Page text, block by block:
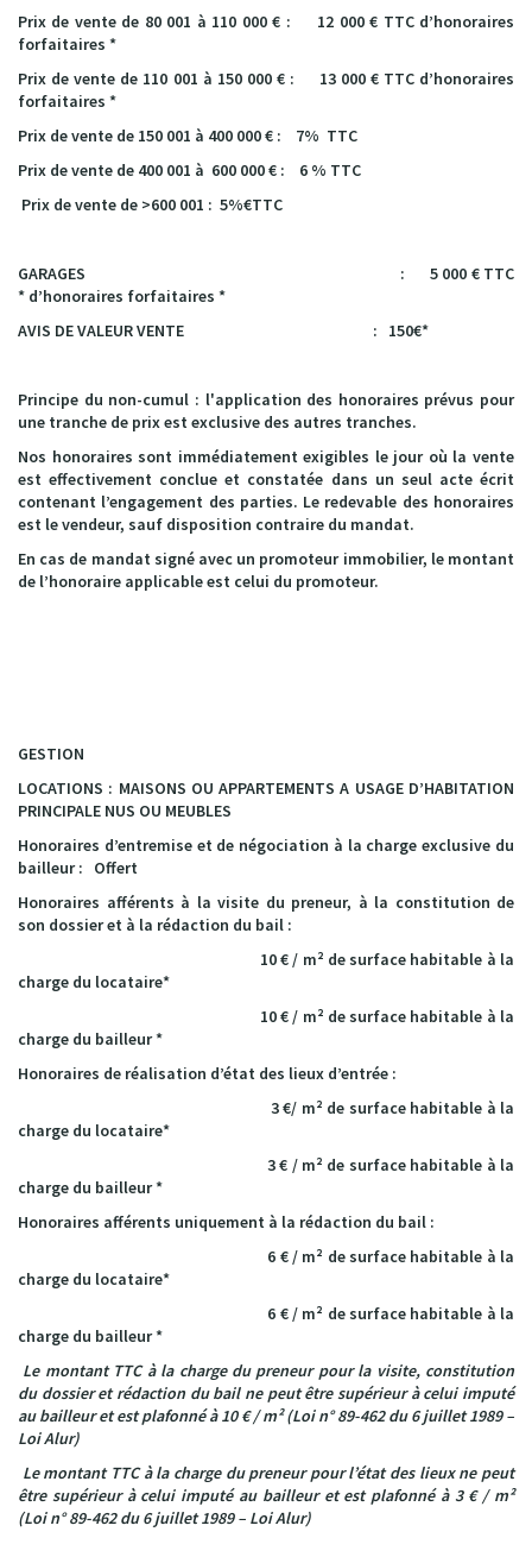
Prix de vente de 80 001 à 110 000 € : 12 000 € TTC d’honoraires
forfaitaires *
Prix de vente de 110 001 à 150 000 € : 13 000 € TTC d’honoraires
forfaitaires *
Prix de vente de 150 001 à 400 000 € : 7% TTC
Prix de vente de 400 001 à 600 000 € : 6 % TTC
Prix de vente de >600 001 : 5%€TTC
GARAGES : 5 000 € TTC
* d’honoraires forfaitaires *
AVIS DE VALEUR VENTE : 150€*
Principe du non-cumul : l'application des honoraires prévus pour
une tranche de prix est exclusive des autres tranches.
Nos honoraires sont immédiatement exigibles le jour où la vente
est effectivement conclue et constatée dans un seul acte écrit
contenant l’engagement des parties. Le redevable des honoraires
est le vendeur, sauf disposition contraire du mandat.
En cas de mandat signé avec un promoteur immobilier, le montant
de l’honoraire applicable est celui du promoteur.
GESTION
LOCATIONS : MAISONS OU APPARTEMENTS A USAGE D’HABITATION
PRINCIPALE NUS OU MEUBLES
Honoraires d’entremise et de négociation à la charge exclusive du
bailleur: Offert
Honoraires afférents à la visite du preneur, à la constitution de
son dossier et à la rédaction du bail :
10 € / m² de surface habitable à la
charge du locataire*
10 € / m² de surface habitable à la
charge du bailleur *
Honoraires de réalisation d’état des lieux d’entrée :
3 €/ m² de surface habitable à la
charge du locataire*
3 € / m² de surface habitable à la
charge du bailleur *
Honoraires afférents uniquement à la rédaction du bail :
6 € / m² de surface habitable à la
charge du locataire*
6 € / m² de surface habitable à la
charge du bailleur *
Le montant TTC à la charge du preneur pour la visite, constitution
du dossier et rédaction du bail ne peut être supérieur à celui imputé
au bailleur et est plafonné à 10 € / m² (Loi n° 89-462 du 6 juillet 1989 –
Loi Alur)
Le montant TTC à la charge du preneur pour l’état des lieux ne peut
être supérieur à celui imputé au bailleur et est plafonné à 3 € / m²
(Loi n° 89-462 du 6 juillet 1989 – Loi Alur)